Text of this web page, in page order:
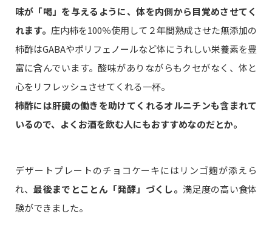
味が「喝」を与えるように、体を内側から目覚めさせてく
れます。 庄内柿を100％使用して２年間熟成させた無添加の
柿酢はGABAやポリフェノールなど体にうれしい栄養素を豊
富に含んでいます。酸味がありながらもクセがなく、体と
心をリフレッシュさせてくれる一杯。
柿酢には肝臓の働きを助けてくれるオルニチンも含まれて
いるので、よくお酒を飲む人にもおすすめなのだとか。
デザートプレートのチョコケーキにはリンゴ麹が添えら
れ、最後までとことん「発酵」づくし。 満足度の高い食体
験ができました。